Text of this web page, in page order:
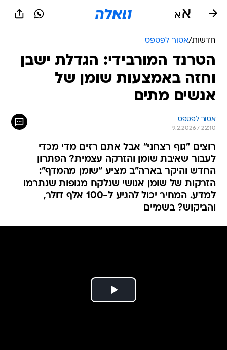
חדשות/אסור לפספס
הטרנד המורבידי: הגדלת ישבן
וחזה באמצעות שומן של
אנשים מתים
אסור לפספס
9.2.2026 / 22:10
רוצים "גוף רצחני" אבל אתם רזים מדי מכדי
לעבור שאיבת שומן והזרקה עצמית? הפתרון
החדש והיקר בארה"ב מציע "שומן מהמדף":
הזרקות של שומן אנושי שנלקח מגופות שנתרמו
למדע. המחיר יכול להגיע ל-100 אלף דולר,
והביקוש? בשמיים